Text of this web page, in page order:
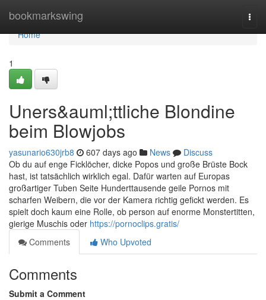
bookmarkswing
Home
Home
1
Uners&auml;ttliche Blondine
beim Blowjobs
yasunario630jrb8 607 days ago News
Discuss
Ob du auf enge Ficklöcher, dicke Popos und große Brüste Bock
hast, ist tatsächlich wirklich egal. Dafür warten auf Europas
großartiger Tuben Seite Hunderttausende geile Pornos mit
scharfen Weibern, die vor der Kamera richtig gefickt werden. Es
spielt doch kaum eine Rolle, ob person auf enorme Monstertitten,
gierige Muschis oder https://pornoclips.gratis/
Comments
Who Upvoted
Comments
Submit a Comment